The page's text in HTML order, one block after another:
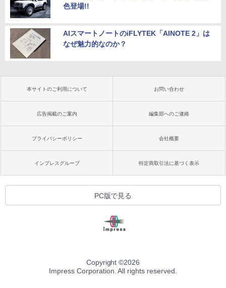
色登場!!
AIスマートノートのiFLYTEK「AINOTE 2」は
なぜ魅力的なのか？
本サイトのご利用について お問い合わせ
広告掲載のご案内 編集部へのご連絡
プライバシーポリシー 会社概要
インプレスグループ 特定商取引法に基づく表示
PC版で見る
Copyright ©2026
Impress Corporation. All rights reserved.